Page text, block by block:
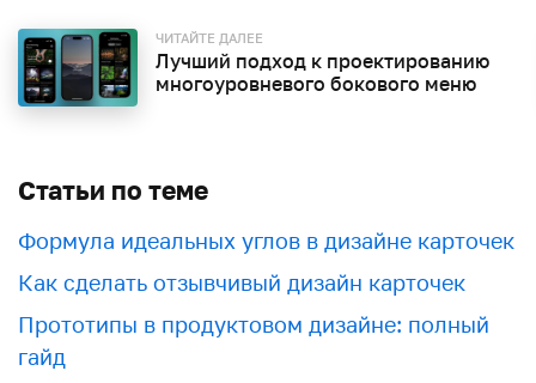
ЧИТАЙТЕ ДАЛЕЕ
Лучший подход к проектированию
многоуровневого бокового меню
Статьи по теме
Формула идеальных углов в дизайне карточек
Как сделать отзывчивый дизайн карточек
Прототипы в продуктовом дизайне: полный
гайд